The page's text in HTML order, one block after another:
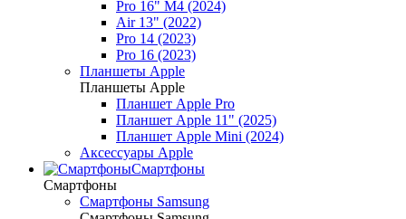
Pro 16" M4 (2024)
Air 13" (2022)
Pro 14 (2023)
Pro 16 (2023)
Планшеты Apple
Планшеты Apple
Планшет Apple Pro
Планшет Apple 11" (2025)
Планшет Apple Mini (2024)
Аксессуары Apple
Смартфоны
Смартфоны
Смартфоны Samsung